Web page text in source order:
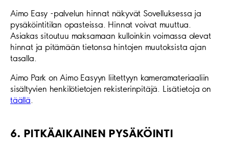
Aimo Easy -palvelun hinnat näkyvät Sovelluksessa ja
pysäköintitilan opasteissa. Hinnat voivat muuttua.
Asiakas sitoutuu maksamaan kulloinkin voimassa olevat
hinnat ja pitämään tietonsa hintojen muutoksista ajan
tasalla.
Aimo Park on Aimo Easyyn liitettyyn kameramateriaaliin
sisältyvien henkilötietojen rekisterinpitäjä. Lisätietoja on
täällä.
6. PITKÄAIKAINEN PYSÄKÖINTI